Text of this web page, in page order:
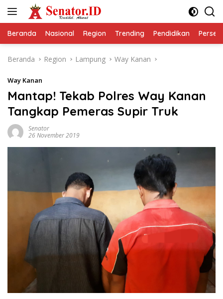
Beranda Nasional Region Trending Pendidikan
Beranda Region Lampung Way Kanan
Way Kanan
Mantap! Tekab Polres Way Kanan
Tangkap Pemeras Supir Truk
Senator
26 November 2019